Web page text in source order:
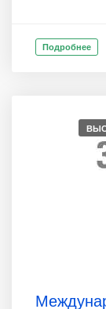
Подробнее